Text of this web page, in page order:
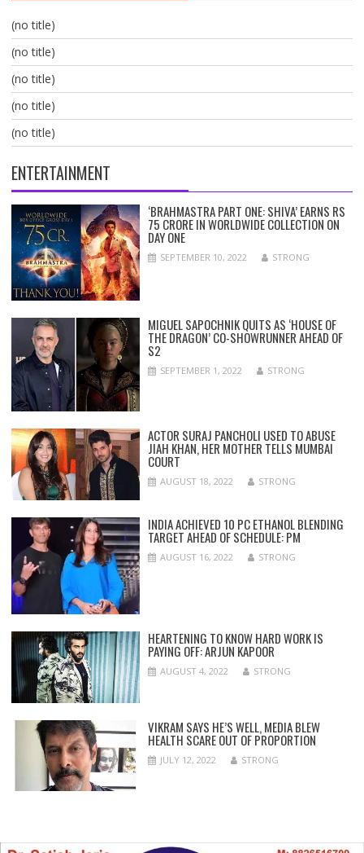
(no title)
(no title)
(no title)
(no title)
(no title)
ENTERTAINMENT
‘BRAHMASTRA PART ONE: SHIVA’ EARNS RS
75 CRORE IN WORLDWIDE COLLECTION ON
DAY ONE
SEPTEMBER 10, 2022 STRONG
MIGUEL SAPOCHNIK QUITS AS ‘HOUSE OF
THE DRAGON’ CO-SHOWRUNNER AHEAD OF
S2
SEPTEMBER 1, 2022 STRONG
ACTOR SURAJ PANCHOLI USED TO ABUSE
JIAH KHAN, HER MOTHER TELLS MUMBAI
COURT
AUGUST 18, 2022 STRONG
INDIA ACHIEVED 10 PC ETHANOL BLENDING
TARGET AHEAD OF SCHEDULE: PM
AUGUST 16, 2022 STRONG
HEARTENING TO KNOW HARD WORK IS
PAYING OFF: ARJUN KAPOOR
AUGUST 4, 2022 STRONG
VIKRAM SAYS HE’S WELL, MEDIA BLEW
HEALTH SCARE OUT OF PROPORTION
JULY 12, 2022 STRONG